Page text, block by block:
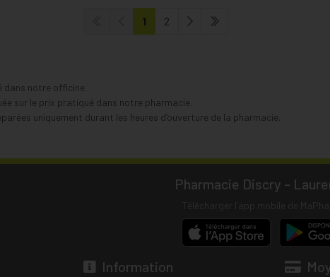
1 2
dans notre officine.
sur le prix pratiqué dans notre pharmacie.
uniquement durant les heures d’ouverture de la pharmacie.
Pharmacie Discry -
Information